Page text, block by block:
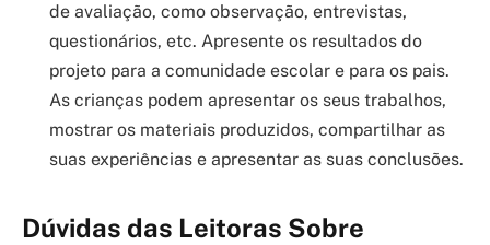
de avaliação, como observação, entrevistas,
questionários, etc. Apresente os resultados do
projeto para a comunidade escolar e para os pais.
As crianças podem apresentar os seus trabalhos,
mostrar os materiais produzidos, compartilhar as
suas experiências e apresentar as suas conclusões.
Dúvidas das Leitoras Sobre